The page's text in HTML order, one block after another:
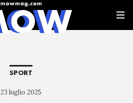
SPORT
23 luglio 2025